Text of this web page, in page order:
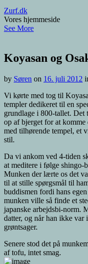
Zurf.dk
Vores hjemmeside
See More
Koyasan og
by Søren on 16. juli 2012
Vi kørte med tog til
templer dedikeret til en
grundlage i 800-tallet. Det
op af bjerget for at
med tilhørende tempel, et
stil.
Da vi ankom ved 4-tiden
at meditere i følge shingo-
Munken der lærte os det
til at stille spørgsmål til
buddismen fordi hans
munken ville så finde et
japanske arbejdsbi-norm.
datter, og når han ikke var
grøntsager.
Senere stod det på
af tofu, intet smag.